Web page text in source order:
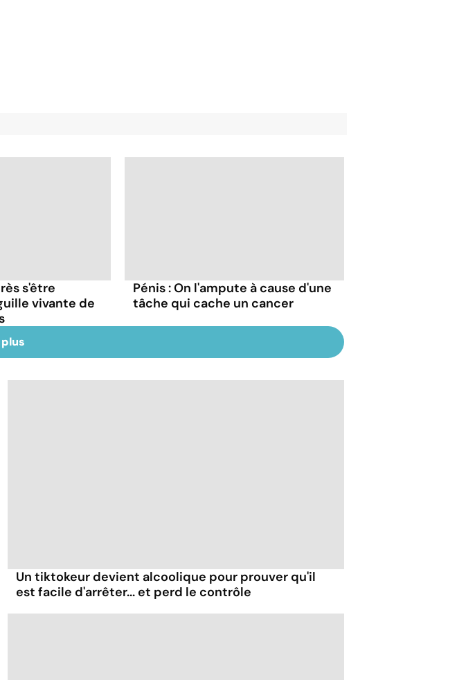
s'être
vivante de
Pénis : On l'ampute à cause d'une
tâche qui cache un cancer
Un tiktokeur devient alcoolique pour prouver qu'il
est facile d'arrêter... et perd le contrôle